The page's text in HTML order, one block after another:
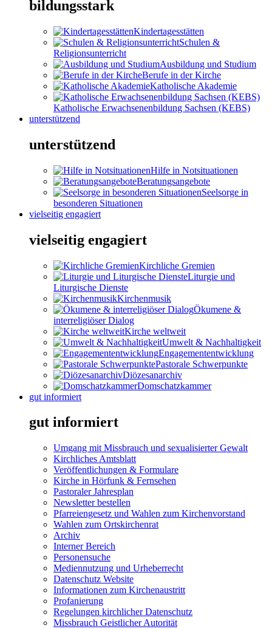
bildungsstark
Kindertagesstätten
Schulen &
Religionsunterricht
Ausbildung und Studium
Berufe in der Kirche
Katholische Akademie
Katholische Erwachsenenbildung Sachsen (KEBS)
unterstützend
unterstützend
Hilfe in Notsituationen
Beratungsangebote
Seelsorge in
besonderen Situationen
vielseitig engagiert
vielseitig engagiert
Kirchliche Gremien
Liturgie und
Liturgische Dienste
Kirchenmusik
Ökumene &
interreligiöser Dialog
Kirche weltweit
Umwelt & Nachhaltigkeit
Engagemententwicklung
Pastorale Schwerpunkte
Diözesanarchiv
Domschatzkammer
gut informiert
gut informiert
Umgang mit Missbrauch und sexualisierter Gewalt
Kirchliches Amtsblatt
Veröffentlichungen & Formulare
Kirche in Hörfunk & Fernsehen
Pastoraler Jahresplan
Newsletter bestellen
Pfarreiengesetz und Wahlen zum Kirchenvorstand
Wahlen zum Ortskirchenrat
Archiv
Interner Bereich
Personensuche
Mediennutzung und Urheberrecht
Datenschutz Website
Informationen zum Kirchenaustritt
Profanierung
Regelungen kirchlicher Datenschutz
Missbrauch Geistlicher Autorität